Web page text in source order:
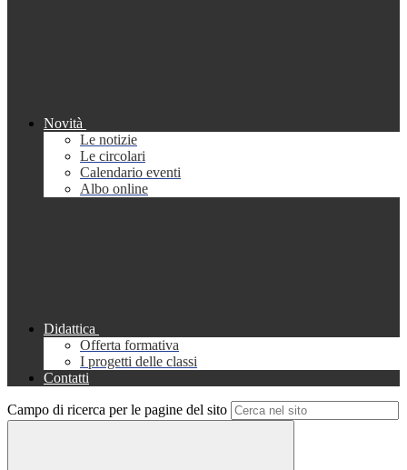
Novità
Le notizie
Le circolari
Calendario eventi
Albo online
Didattica
Offerta formativa
I progetti delle classi
Contatti
Campo di ricerca per le pagine del sito